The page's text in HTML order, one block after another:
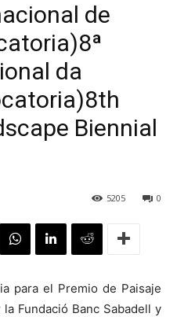
de
8ª
da
8th
Biennial
0
5205
para el Premio de Paisaje
Fundació Banc Sabadell y